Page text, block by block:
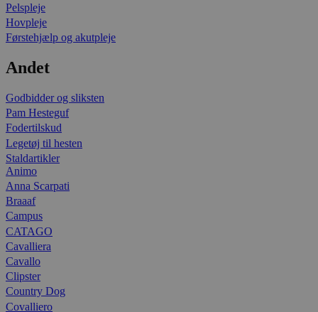
Pelspleje
Hovpleje
Førstehjælp og akutpleje
Andet
Godbidder og sliksten
Pam Hesteguf
Fodertilskud
Legetøj til hesten
Staldartikler
Animo
Anna Scarpati
Braaaf
Campus
CATAGO
Cavalliera
Cavallo
Clipster
Country Dog
Covalliero